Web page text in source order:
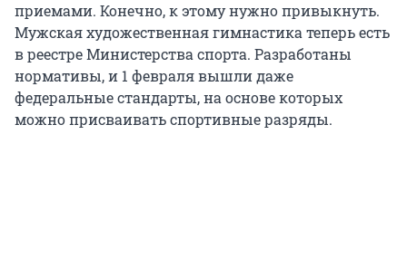
приемами. Конечно, к этому нужно привыкнуть.
Мужская художественная гимнастика теперь есть
в реестре Министерства спорта. Разработаны
нормативы, и 1 февраля вышли даже
федеральные стандарты, на основе которых
можно присваивать спортивные разряды.